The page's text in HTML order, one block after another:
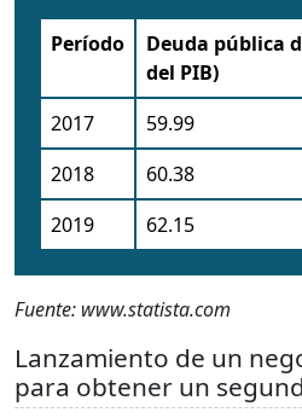
Período
Deuda pública
del PIB)
2017
59.99
2018
60.38
2019
62.15
Fuente: www.statista.com
Lanzamiento de un
para obtener un